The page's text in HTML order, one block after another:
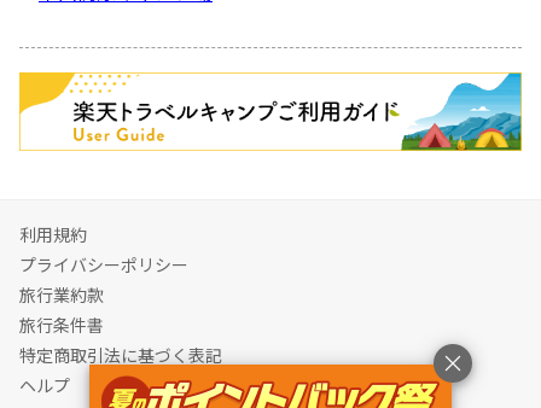
キャンペーン
利用規約
プライバシーポリシー
旅行業約款
旅行条件書
特定商取引法に基づく表記
ヘルプ